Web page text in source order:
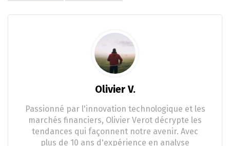
Olivier V.
Passionné par l'innovation technologique et les
marchés financiers, Olivier Verot décrypte les
tendances qui façonnent notre avenir. Avec
plus de 10 ans d'expérience en analyse